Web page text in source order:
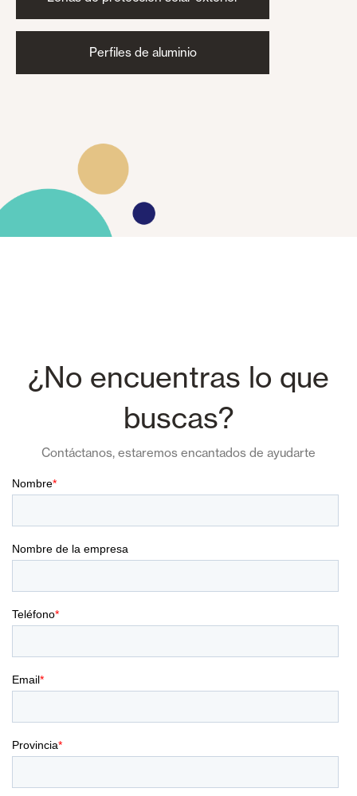
Perfiles de aluminio
¿No encuentras lo que
buscas?
Contáctanos, estaremos encantados de ayudarte